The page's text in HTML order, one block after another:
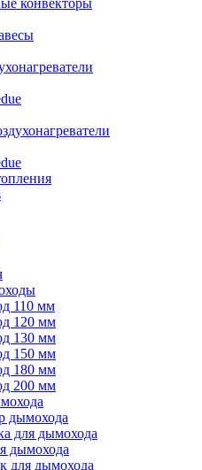
конвекторы
110 мм
120 мм
130 мм
150 мм
180 мм
200 мм
дымохода
для дымохода
дымохода
для дымохода